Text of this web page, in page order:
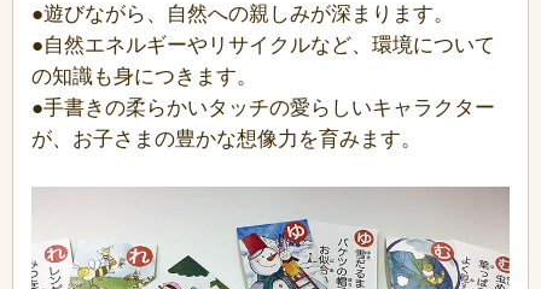
●遊びながら、自然への親しみが深まります。
●自然エネルギーやリサイクルなど、環境について
の知識も身につきます。
●手書きの柔らかいタッチの愛らしいキャラクター
が、お子さまの豊かな想像力を育みます。